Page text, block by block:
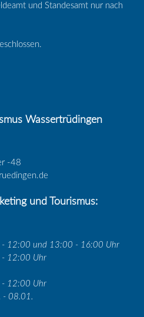
und Standesamt nur nach
Wassertrüdingen
-48
und Tourismus:
12:00 und 13:00 - 16:00 Uhr
12:00 Uhr
12:00 Uhr
- 08.01.